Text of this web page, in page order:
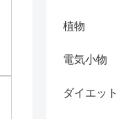
植物
電気小物
ダイエット